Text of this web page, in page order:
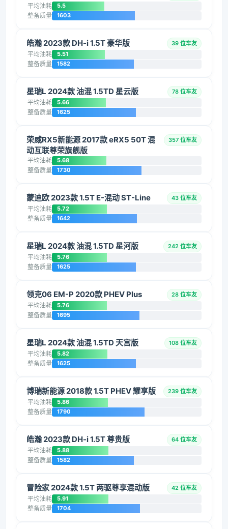
平均油耗 5.5
整备质量 1603
皓瀚 2023款 DH-i 1.5T 豪华版 39 位车友
平均油耗 5.51
整备质量 1582
星瑞L 2024款 油混 1.5TD 星云版 78 位车友
平均油耗 5.66
整备质量 1625
荣威RX5新能源 2017款 eRX5 50T 混
动互联尊荣旗舰版
357 位车友
平均油耗 5.68
整备质量 1730
蒙迪欧 2023款 1.5T E-混动 ST-Line 43 位车友
平均油耗 5.72
整备质量 1642
星瑞L 2024款 油混 1.5TD 星河版 242 位车友
平均油耗 5.76
整备质量 1625
领克06 EM-P 2020款 PHEV Plus 28 位车友
平均油耗 5.76
整备质量 1695
星瑞L 2024款 油混 1.5TD 天宫版 108 位车友
平均油耗 5.82
整备质量 1625
博瑞新能源 2018款 1.5T PHEV 耀享版 239 位车友
平均油耗 5.86
整备质量 1790
皓瀚 2023款 DH-i 1.5T 尊贵版 64 位车友
平均油耗 5.88
整备质量 1582
冒险家 2024款 1.5T 两驱尊享混动版 42 位车友
平均油耗 5.91
整备质量 1704